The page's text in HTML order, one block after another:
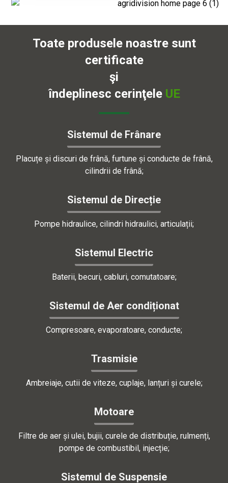
Toate produsele noastre sunt
certificate
şi
îndeplinesc cerinţele UE
Sistemul de Frânare
Placuțe și discuri de frână, furtune și conducte de frână,
cilindrii de frână;
Sistemul de Direcție
Pompe hidraulice, cilindri hidraulici, articulații;
Sistemul Electric
Baterii, becuri, cabluri, comutatoare;
Sistemul de Aer condiționat
Compresoare, evaporatoare, conducte;
Trasmisie
Ambreiaje, cutii de viteze, cuplaje, lanțuri și curele;
Motoare
Filtre de aer și ulei, bujii, curele de distribuție, rulmenți,
pompe de combustibil, injecție;
Sistemul de Suspensie